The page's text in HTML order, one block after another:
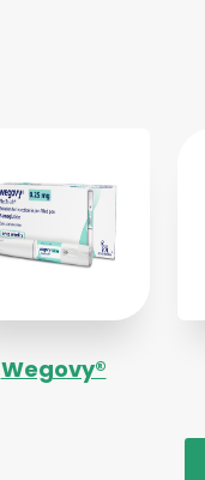
Wegovy®